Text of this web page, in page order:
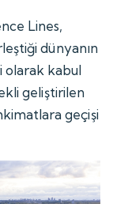
Lines,
dünyanın
olarak kabul
geliştirilen
geçişi